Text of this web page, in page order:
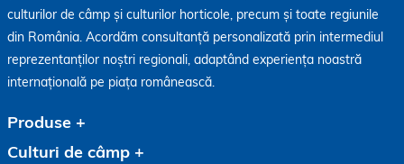
culturilor de câmp și culturilor horticole, precum și toate regiunile
din România. Acordăm consultanță personalizată prin intermediul
reprezentanților noștri regionali, adaptând experiența noastră
internațională pe piața românească.
Produse
Culturi de câmp